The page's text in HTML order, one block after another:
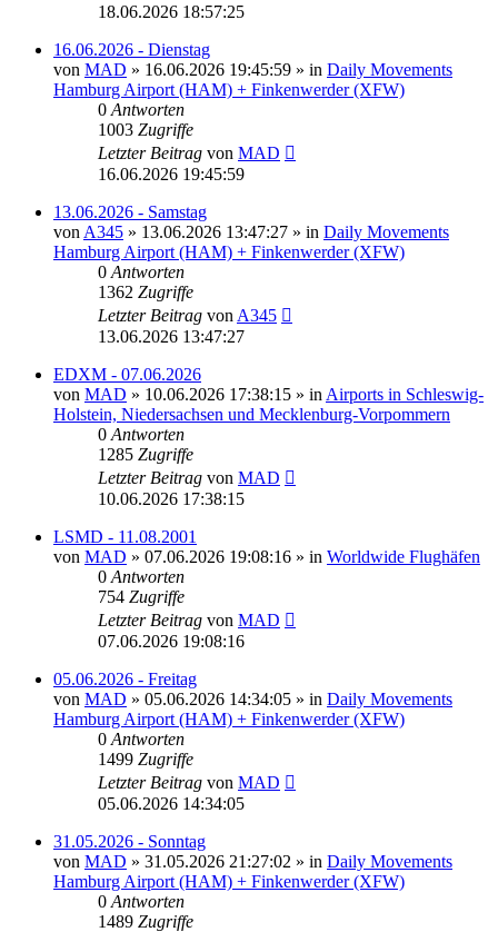
18.06.2026 18:57:25
16.06.2026 - Dienstag
von MAD » 16.06.2026 19:45:59 » in Daily Movements
Hamburg Airport (HAM) + Finkenwerder (XFW)
0 Antworten
1003 Zugriffe
Letzter Beitrag von MAD
16.06.2026 19:45:59
13.06.2026 - Samstag
von A345 » 13.06.2026 13:47:27 » in Daily Movements
Hamburg Airport (HAM) + Finkenwerder (XFW)
0 Antworten
1362 Zugriffe
Letzter Beitrag von A345
13.06.2026 13:47:27
EDXM - 07.06.2026
von MAD » 10.06.2026 17:38:15 » in Airports in Schleswig-
Holstein, Niedersachsen und Mecklenburg-Vorpommern
0 Antworten
1285 Zugriffe
Letzter Beitrag von MAD
10.06.2026 17:38:15
LSMD - 11.08.2001
von MAD » 07.06.2026 19:08:16 » in Worldwide Flughäfen
0 Antworten
754 Zugriffe
Letzter Beitrag von MAD
07.06.2026 19:08:16
05.06.2026 - Freitag
von MAD » 05.06.2026 14:34:05 » in Daily Movements
Hamburg Airport (HAM) + Finkenwerder (XFW)
0 Antworten
1499 Zugriffe
Letzter Beitrag von MAD
05.06.2026 14:34:05
31.05.2026 - Sonntag
von MAD » 31.05.2026 21:27:02 » in Daily Movements
Hamburg Airport (HAM) + Finkenwerder (XFW)
0 Antworten
1489 Zugriffe